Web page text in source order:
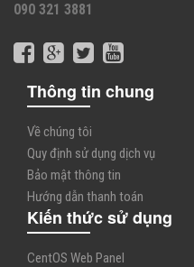
090 321 3881
Thông tin chung
Về chúng tôi
Quy định sử dụng dịch vụ
Bảo mật thông tin
Hướng dẫn thanh toán
Kiến thức sử dụng
CentOS Web Panel